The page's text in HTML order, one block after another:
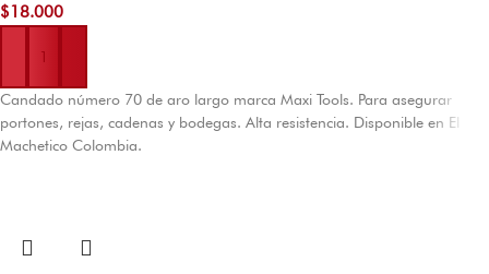
$18.000
Añadir al carrito
Candado número 70 de aro largo marca Maxi Tools. Para asegurar
portones, rejas, cadenas y bodegas. Alta resistencia. Disponible en El
Machetico Colombia.